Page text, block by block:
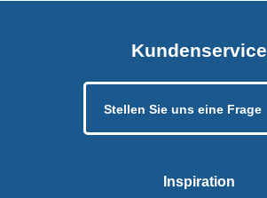
Kundenservice
Stellen Sie uns eine Frage
Inspiration